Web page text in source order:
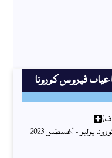
فيروس كورونا
يوليو - أغسطس 2023